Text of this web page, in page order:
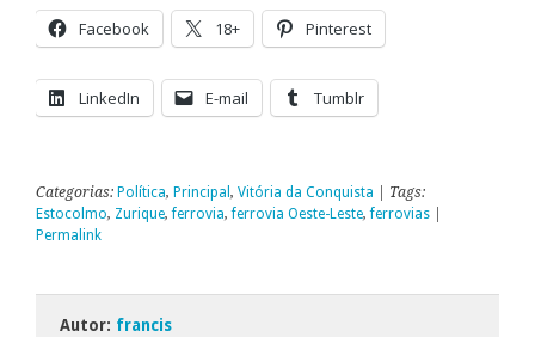
Facebook 18+ Pinterest
LinkedIn E-mail Tumblr
Categorias: Política, Principal , Vitória da Conquista | Tags:
Estocolmo, Zurique,ferrovia,ferrovia Oeste-Leste,ferrovias
Permalink
Autor: francis